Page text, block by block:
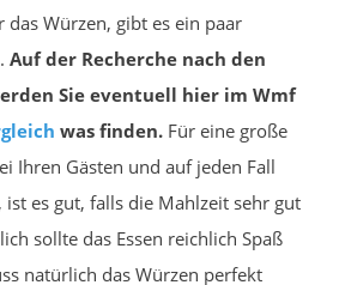
Würzen, gibt es ein paar
Auf der Recherche nach den
Sie eventuell hier im Wmf
was finden. Für eine große
Ihren Gästen und auf jeden Fall
ist es gut, falls die Mahlzeit sehr gut
sollte das Essen reichlich Spaß
natürlich das Würzen perfekt